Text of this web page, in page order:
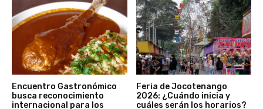
Encuentro Gastronómico
busca reconocimiento
internacional para los
Feria de Jocotenango
2026: ¿Cuándo inicia y
cuáles serán los horarios?